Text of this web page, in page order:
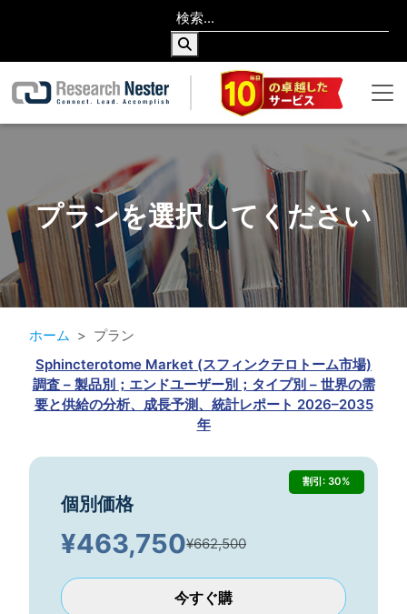
プランを選択してください
ホーム
プラン
Sphincterotome Market (スフィンクテロトーム市場)
調査 – 製品別；エンドユーザー別；タイプ別 – 世界の需
要と供給の分析、成長予測、統計レポート 2026–2035
年
割引: 30%
個別価格
¥463,750¥662,500
今すぐ購